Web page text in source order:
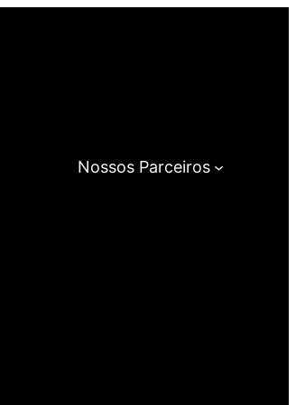
Nossos Parceiros